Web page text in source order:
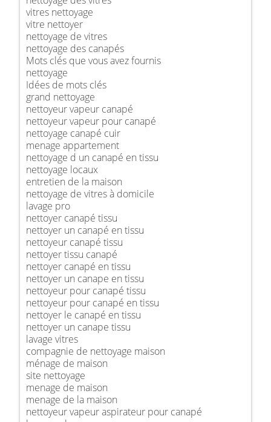
vitres nettoyage
vitre nettoyer
nettoyage de vitres
nettoyage des canapés
Mots clés que vous avez fournis
nettoyage
Idées de mots clés
grand nettoyage
nettoyeur vapeur canapé
nettoyeur vapeur pour canapé
nettoyage canapé cuir
menage appartement
nettoyage d un canapé en tissu
nettoyage locaux
entretien de la maison
nettoyage de vitres à domicile
lavage pro
nettoyer canapé tissu
nettoyer un canapé en tissu
nettoyeur canapé tissu
nettoyer tissu canapé
nettoyer canapé en tissu
nettoyer un canape en tissu
nettoyeur pour canapé tissu
nettoyeur pour canapé en tissu
nettoyer le canapé en tissu
nettoyer un canape tissu
lavage vitres
compagnie de nettoyage maison
ménage de maison
site nettoyage
menage de maison
menage de la maison
nettoyeur vapeur aspirateur pour canapé